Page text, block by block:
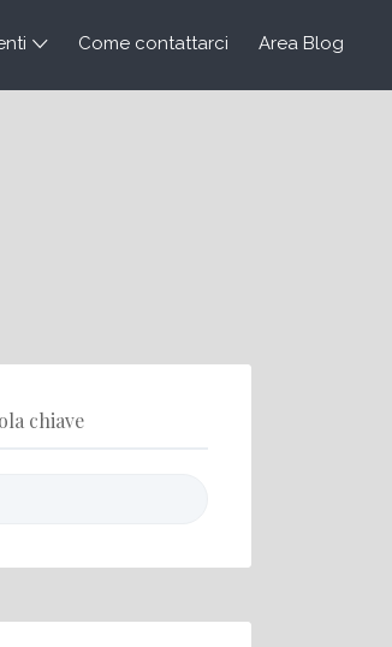
Come contattarci Area Blog
chiave